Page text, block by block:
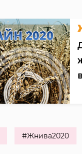
#Жнива2020